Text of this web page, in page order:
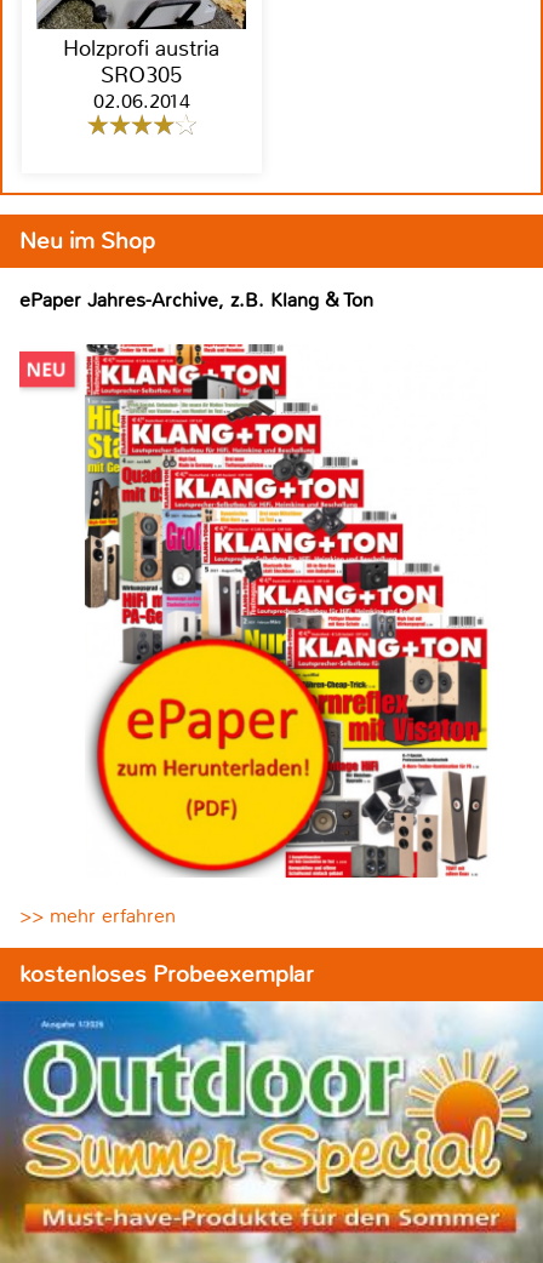
Holzprofi austria
SRO305
02.06.2014
Neu im Shop
ePaper Jahres-Archive, z.B. Klang & Ton
>> mehr erfahren
kostenloses Probeexemplar